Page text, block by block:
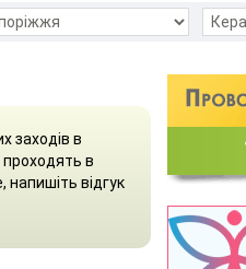
заходів в
проходять в
відгук